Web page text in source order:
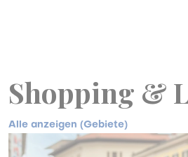
Shopping &
Alle anzeigen (Gebiete)